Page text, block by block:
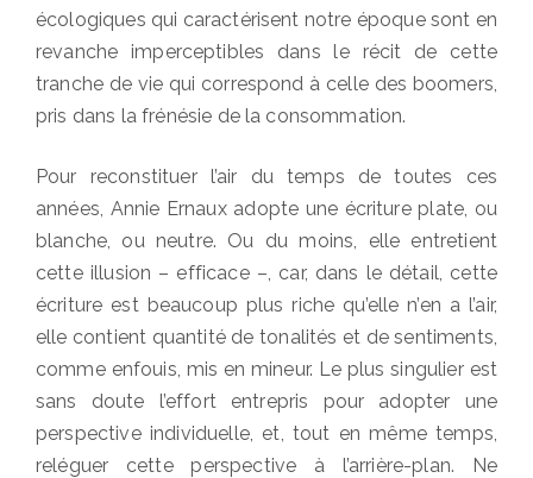
écologiques qui caractérisent notre époque sont en
revanche imperceptibles dans le récit de cette
tranche de vie qui correspond à celle des boomers,
pris dans la frénésie de la consommation.
Pour reconstituer l’air du temps de toutes ces
années, Annie Ernaux adopte une écriture plate, ou
blanche, ou neutre. Ou du moins, elle entretient
cette illusion – efficace –, car, dans le détail, cette
écriture est beaucoup plus riche qu’elle n’en a l’air,
elle contient quantité de tonalités et de sentiments,
comme enfouis, mis en mineur. Le plus singulier est
sans doute l’effort entrepris pour adopter une
perspective individuelle, et, tout en même temps,
reléguer cette perspective à l’arrière-plan. Ne